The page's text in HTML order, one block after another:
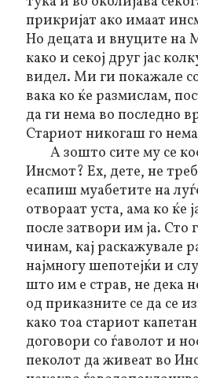
прикријат ако имаат
Но децата и внуците на
како и секој друг јас
видел. Ми ги покажале
вака ко ќе размислам,
да ги нема во последно
Стариот никогаш го
А зошто сите му се
Инсмот? Ех, дете, не
есапиш муабетите на
отвораат уста, ама ко ќе
после затвори им ја. Сто
чинам, кај раскажувале
најмногу шепотејќи и
што им е страв, не дека
од приказните се да се
како тоа стариот
договори со ѓаволот и
пеколот да живеат во